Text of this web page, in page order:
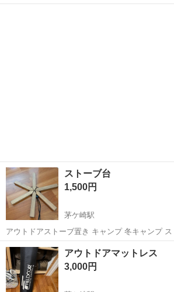
願いいたします
ストーブ台
1,500円
茅ケ崎駅
アウトドアストーブ置き キャンプ 冬キャンプ ス
神奈川 茅ヶ崎市 茅ケ崎駅 その他
アウトドアマットレス
3,000円